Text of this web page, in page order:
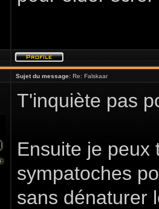
Sujet du message: Re: Falskaar
T'inquiète pas
Ensuite je peux
sympatoches
sans dénaturer